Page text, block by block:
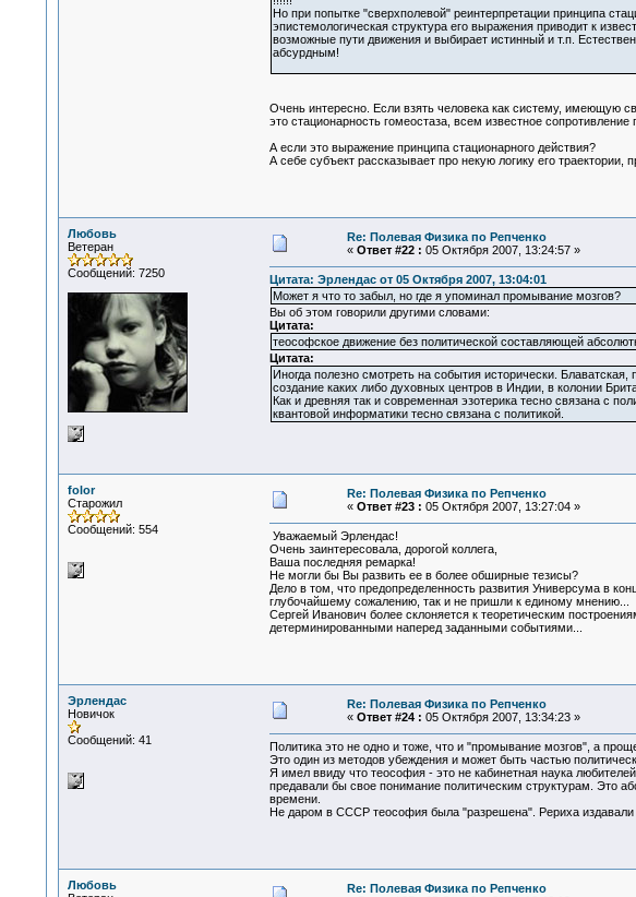
Но при попытке "сверхполевой" реинтерпретации принципа
эпистемологическая структура его выражения приводит к
возможные пути движения и выбирает истинный и т.п.
абсурдным!
Очень интересно. Если взять человека как систему, имеющую
это стационарность гомеостаза, всем известное
А если это выражение принципа стационарного действия?
А себе субъект рассказывает про некую логику его траектории,
Любовь
Ветеран
Сообщений: 7250
Re: Полевая Физика по Репченко
« Ответ #22 : 05 Октября 2007, 13:24:57 »
Цитата: Эрлендас от 05 Октября 2007, 13:04:01
Может я что то забыл, но где я упоминал промывание мозгов?
Вы об этом говорили другими словами:
Цитата:
теософское движение без политической составляющей
Цитата:
Иногда полезно смотреть на события исторически.
создание каких либо духовных центров в Индии, в колонии
Как и древняя так и современная эзотерика тесно связана с
квантовой информатики тесно связана с политикой.
folor
Старожил
Сообщений: 554
Re: Полевая Физика по Репченко
« Ответ #23 : 05 Октября 2007, 13:27:04 »
Уважаемый Эрлендас!
Очень заинтересовала, дорогой коллега,
Ваша последняя ремарка!
Не могли бы Вы развить ее в более обширные тезисы?
Дело в том, что предопределенность развития Универсума в
глубочайшему сожалению, так и не пришли к единому мнению...
Сергей Иванович более склоняется к теоретическим
детерминированными наперед заданными событиями...
Эрлендас
Новичок
Сообщений: 41
Re: Полевая Физика по Репченко
« Ответ #24 : 05 Октября 2007, 13:34:23 »
Политика это не одно и тоже, что и "промывание мозгов", а
Это один из методов убеждения и может быть частью
Я имел ввиду что теософия - это не кабинетная наука
предавали бы свое понимание политическим структурам. Это
времени.
Не даром в СССР теософия была "разрешена". Рериха издавали
Любовь
Re: Полевая Физика по Репченко